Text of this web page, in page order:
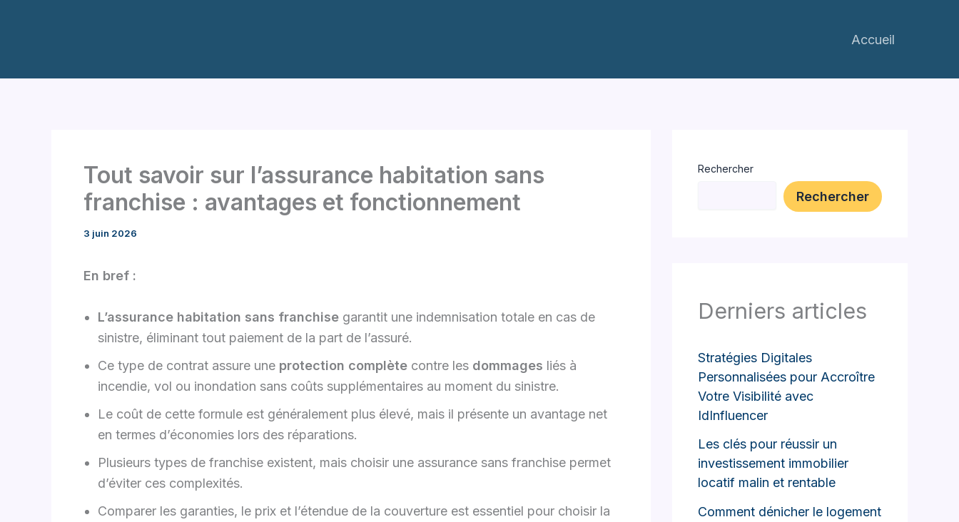
Accueil
Tout savoir sur l’assurance habitation sans
franchise : avantages et fonctionnement
3 juin 2026
En bref :
L’assurance habitation sans franchise garantit une indemnisation totale en cas de
sinistre, éliminant tout paiement de la part de l’assuré.
Ce type de contrat assure une protection complète contre les dommages liés à
incendie, vol ou inondation sans coûts supplémentaires au moment du sinistre.
Le coût de cette formule est généralement plus élevé, mais il présente un avantage net
en termes d’économies lors des réparations.
Plusieurs types de franchise existent, mais choisir une assurance sans franchise permet
d’éviter ces complexités.
Comparer les garanties, le prix et l’étendue de la couverture est essentiel pour choisir la
Rechercher
Rechercher
Derniers articles
Stratégies Digitales
Personnalisées pour Accroître
Votre Visibilité avec
IdInfluencer
Les clés pour réussir un
investissement immobilier
locatif malin et rentable
Comment dénicher le logement